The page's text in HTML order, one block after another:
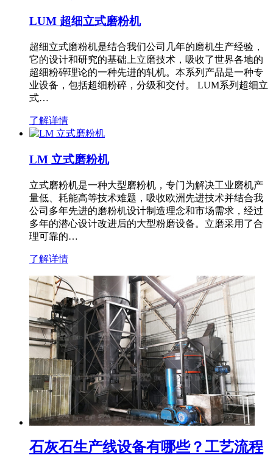
LUM 超细立式磨粉机
超细立式磨粉机是结合我们公司几年的磨机生产经验，
它的设计和研究的基础上立磨技术，吸收了世界各地的
超细粉碎理论的一种先进的轧机。本系列产品是一种专
业设备，包括超细粉碎，分级和交付。 LUM系列超细立
式…
了解详情
LM 立式磨粉机
立式磨粉机是一种大型磨粉机，专门为解决工业磨机产
量低、耗能高等技术难题，吸收欧洲先进技术并结合我
公司多年先进的磨粉机设计制造理念和市场需求，经过
多年的潜心设计改进后的大型粉磨设备。立磨采用了合
理可靠的…
了解详情
石灰石生产线设备有哪些？工艺流程